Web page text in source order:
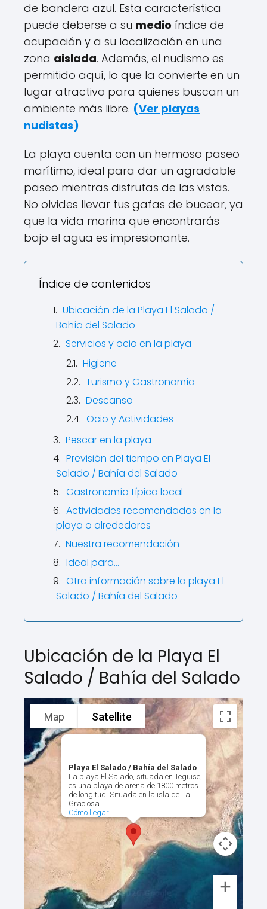
de bandera azul. Esta característica
puede deberse a su medio índice de
ocupación y a su localización en una
zona aislada. Además, el nudismo es
permitido aquí, lo que la convierte en un
lugar atractivo para quienes buscan un
ambiente más libre. (Ver playas
nudistas)
La playa cuenta con un hermoso paseo
marítimo, ideal para dar un agradable
paseo mientras disfrutas de las vistas.
No olvides llevar tus gafas de bucear, ya
que la vida marina que encontrarás
bajo el agua es impresionante.
Índice de contenidos
Ubicación de la Playa El Salado /
Bahía del Salado
Servicios y ocio en la playa
Higiene
Turismo y Gastronomía
Descanso
Ocio y Actividades
Pescar en la playa
Previsión del tiempo en Playa El
Salado / Bahía del Salado
Gastronomía típica local
Actividades recomendadas en la
playa o alrededores
Nuestra recomendación
Ideal para…
Otra información sobre la playa El
Salado / Bahía del Salado
Ubicación de la Playa El
Salado / Bahía del Salado
Playa El Salado / Bahía del Salado
La playa El Salado, situada en Teguise,
es una playa de arena de 1800 metros
de longitud. Situada en la isla de La
Graciosa.
Cómo llegar
Map Satellite